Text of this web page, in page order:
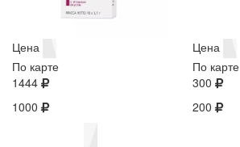
Цена
По карте
1444
1000
Цена
По карте
300
200